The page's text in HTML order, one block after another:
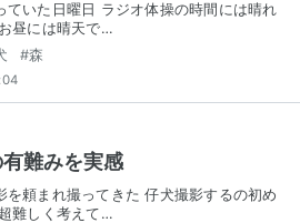
ていた日曜日 ラジオ体操の時間には晴れ
昼には晴天で…
#森
難みを実感
を頼まれ撮ってきた 仔犬撮影するの初め
難しく考えて…